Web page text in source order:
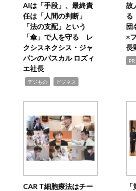
AIは「手段」、最終責
任は「人間の判断」
「法の支配」という
「傘」で人を守る レ
クシスネクシス・ジャ
パンのパスカル ロズィ
エ社長
デジもの ビジネス
故
る
団
×
長
PR
CAR T細胞療法はチー